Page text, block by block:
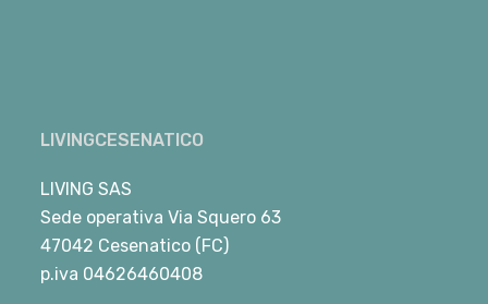
LIVINGCESENATICO
LIVING SAS
Sede operativa Via Squero 63
47042 Cesenatico (FC)
p.iva 04626460408